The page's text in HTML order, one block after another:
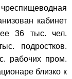
кабинет
36 тыс. чел.
подростков.
рабочих пром.
близко к